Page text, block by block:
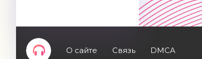
О сайте Связь DMCA